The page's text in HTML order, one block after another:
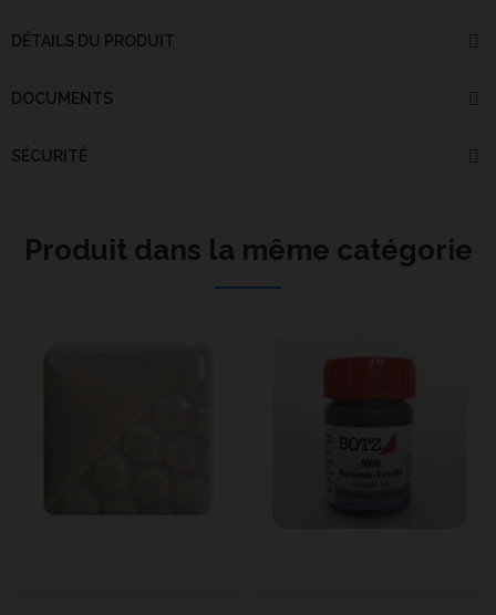
DÉTAILS DU PRODUIT
DOCUMENTS
SÉCURITÉ
Produit dans la même catégorie